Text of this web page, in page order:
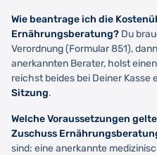
Wie beantrage ich die
Ernährungsberatung? Du
Verordnung (Formular 851),
anerkannten Berater, holst
reichst beides bei Deiner Kasse
Sitzung.
Welche Voraussetzungen
Zuschuss
sind: eine anerkannte